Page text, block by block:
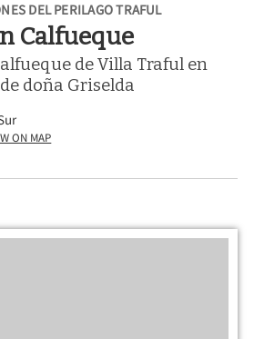
DEL PERILAGO TRAFUL
Calfueque
de Villa Traful en
doña Griselda
on Map